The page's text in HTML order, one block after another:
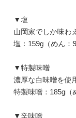
▼塩
山岡家でしか味わ
塩：159g（めん：
▼特製味噌
濃厚な白味噌を使
特製味噌：185g（
▼辛味噌